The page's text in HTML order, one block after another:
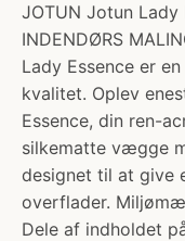
JOTUN Jotun Lady
INDENDØRS
Lady Essence er
kvalitet. Oplev
Essence, din ren-
silkematte vægge
designet til at give
overflader.
Dele af indholdet